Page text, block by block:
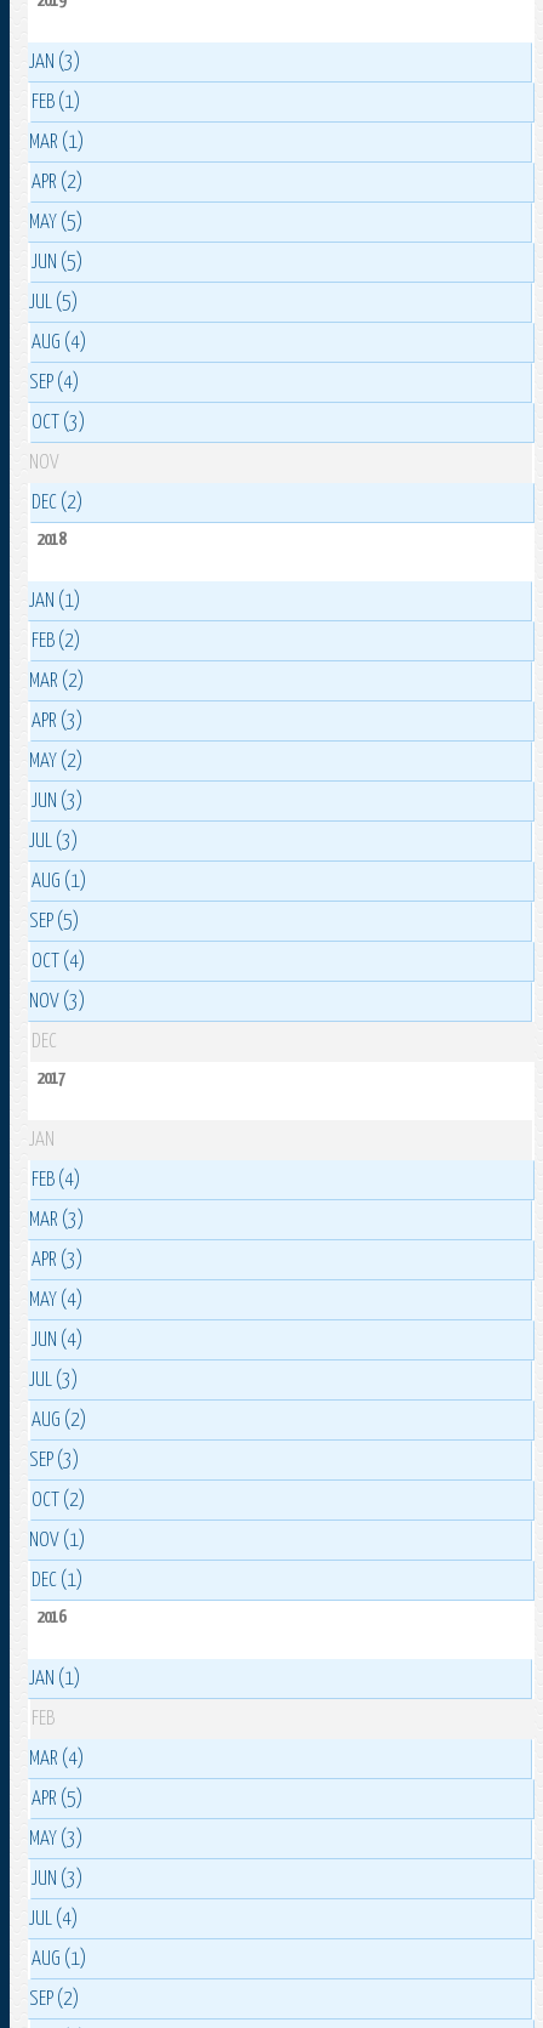
JAN (3)
FEB (1)
MAR (1)
APR (2)
MAY (5)
JUN (5)
JUL (5)
AUG (4)
SEP (4)
OCT (3)
NOV
DEC (2)
2018
JAN (1)
FEB (2)
MAR (2)
APR (3)
MAY (2)
JUN (3)
JUL (3)
AUG (1)
SEP (5)
OCT (4)
NOV (3)
DEC
2017
JAN
FEB (4)
MAR (3)
APR (3)
MAY (4)
JUN (4)
JUL (3)
AUG (2)
SEP (3)
OCT (2)
NOV (1)
DEC (1)
2016
JAN (1)
FEB
MAR (4)
APR (5)
MAY (3)
JUN (3)
JUL (4)
AUG (1)
SEP (2)